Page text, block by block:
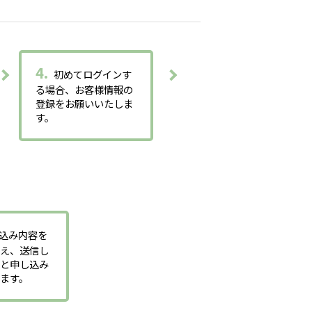
4. 初めてログインす
る場合、お客様情報の
登録をお願いいたしま
す。
み内容を
、送信し
申し込み
す。